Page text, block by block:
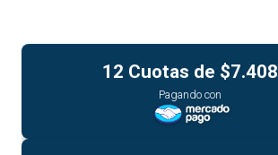
12 Cuotas de $7.408
Pagando con